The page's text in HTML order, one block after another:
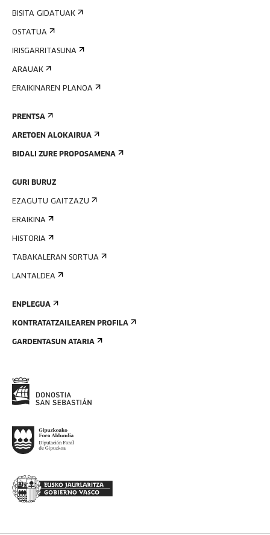
BISITA GIDATUAK
OSTATUA
IRISGARRITASUNA
ARAUAK
ERAIKINAREN PLANOA
PRENTSA
ARETOEN ALOKAIRUA
BIDALI ZURE PROPOSAMENA
GURI BURUZ
EZAGUTU GAITZAZU
ERAIKINA
HISTORIA
TABAKALERAN SORTUA
LANTALDEA
ENPLEGUA
KONTRATATZAILEAREN PROFILA
GARDENTASUN ATARIA